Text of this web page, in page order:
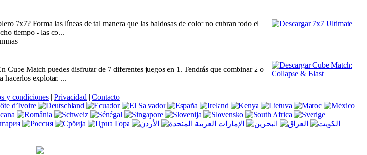
7x7? Forma las líneas de tal manera que las baldosas de color no cubran todo el
tiempo - las co...
Cube Match puedes disfrutar de 7 diferentes juegos en 1. Tendrás que combinar 2 o
hacerlos explotar. ...
y condiciones | Privacidad | Contacto